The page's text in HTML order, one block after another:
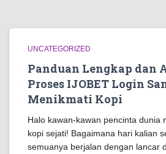
UNCATEGORIZED
Panduan Lengkap dan
Proses IJOBET Login
Menikmati Kopi
Halo kawan-kawan pencinta dunia
kopi sejati! Bagaimana hari kalian
semuanya berjalan dengan lancar